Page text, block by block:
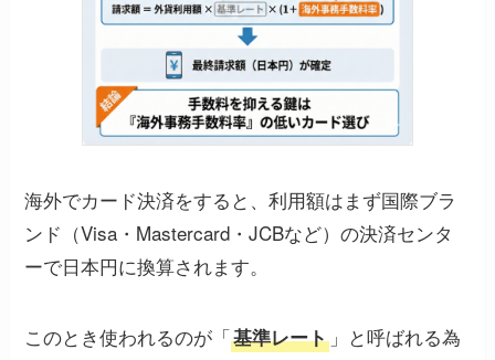
海外でカード決済をすると、利用額はまず国際ブラ
ンド（Visa・Mastercard・JCBなど）の決済センタ
ーで日本円に換算されます。
このとき使われるのが「基準レート 」と呼ばれる為